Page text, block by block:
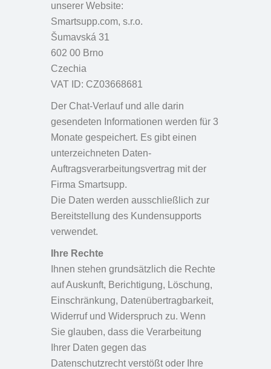
unserer Website:
Smartsupp.com, s.r.o.
Šumavská 31
602 00 Brno
Czechia
VAT ID: CZ03668681
Der Chat-Verlauf und alle darin
gesendeten Informationen werden für 3
Monate gespeichert. Es gibt einen
unterzeichneten Daten-
Auftragsverarbeitungsvertrag mit der
Firma Smartsupp.
Die Daten werden ausschließlich zur
Bereitstellung des Kundensupports
verwendet.
Ihre Rechte
Ihnen stehen grundsätzlich die Rechte
auf Auskunft, Berichtigung, Löschung,
Einschränkung, Datenübertragbarkeit,
Widerruf und Widerspruch zu. Wenn
Sie glauben, dass die Verarbeitung
Ihrer Daten gegen das
Datenschutzrecht verstößt oder Ihre